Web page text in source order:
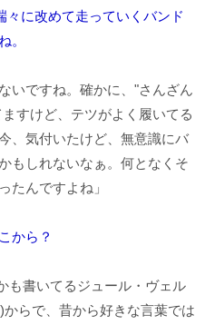
に改めて走っていくバンド
。
いですね。確かに、"さんざん
すけど、テツがよく履いてる
、気付いたけど、無意識にバ
もしれないなぁ。何となくそ
たんですよね」
から？
も書いてるジュール・ヴェル
らで、昔から好きな言葉では